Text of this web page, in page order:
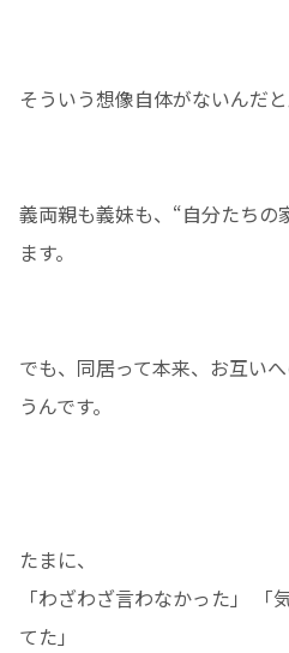
そういう想像自体がないんだと
義両親も義妹も、“自分たちの
ます。
でも、同居って本来、お互い
うんです。
たまに、
「わざわざ言わなかった」 「
てた」